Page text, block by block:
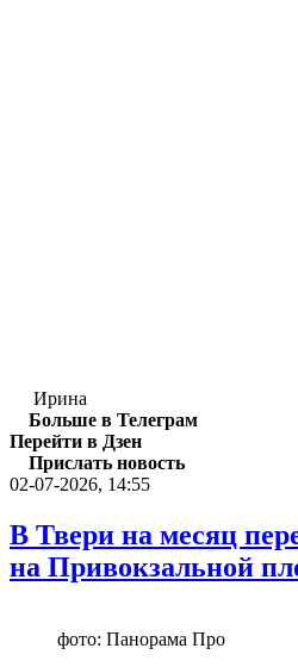
Ирина
Больше в Телеграм
Перейти в Дзен
Прислать новость
02-07-2026, 14:55
В Твери на месяц
на Привокзальной
фото: Панорама Про